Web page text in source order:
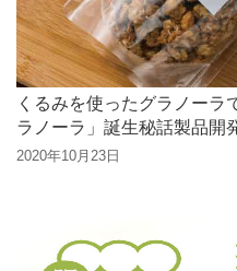
くるみを使ったグラノーラ
ラノーラ」誕生秘話製品開
2020年10月23日